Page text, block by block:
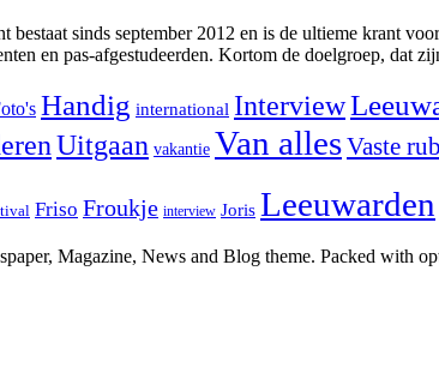
sinds september 2012 en is de ultieme krant
en pas-afgestudeerden. Kortom de doelgroep,
Handig international Interview
Uitgaan vakantie Van allesVaste
Friso Froukje interview Joris Leeuwarden
Magazine, News and Blog theme. Packed with